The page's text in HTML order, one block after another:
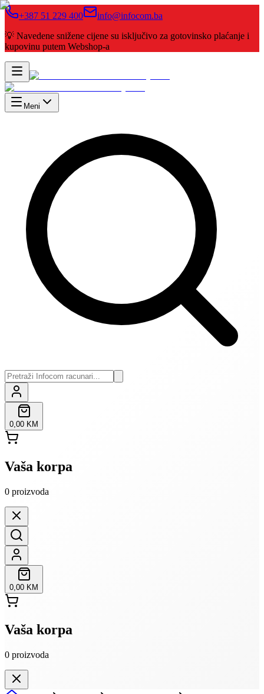
+387 51 229 400
info@infocom.ba
💡 Navedene snižene cijene su isključivo za gotovinsko plaćanje i
kupovinu putem Webshop-a
Meni
0,00 KM
Vaša korpa
0 proizvoda
0,00 KM
Vaša korpa
0 proizvoda